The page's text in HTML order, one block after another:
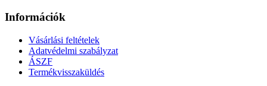
Információk
Vásárlási feltételek
Adatvédelmi szabályzat
ÁSZF
Termékvisszaküldés